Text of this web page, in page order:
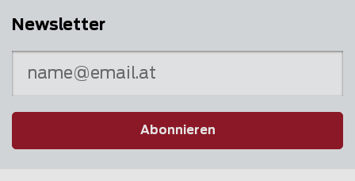
Newsletter
Abonnieren